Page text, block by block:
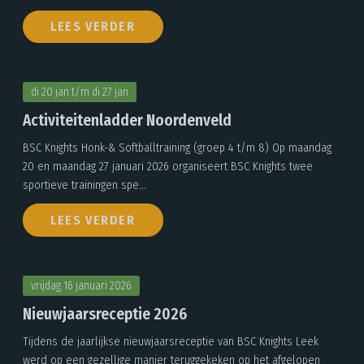
LEES VERDER
di 20 jan t/m di 27 jan
Activiteitenladder Noordenveld
BSC Knights Honk-& Softballtraining (groep 4 t/m 8) Op maandag
20 en maandag 27 januari 2026 organiseert BSC Knights twee
sportieve trainingen spe...
LEES VERDER
vrijdag 16 januari 2026
Nieuwjaarsreceptie 2026
Tijdens de jaarlijkse nieuwjaarsreceptie van BSC Knights Leek
werd op een gezellige manier teruggekeken op het afgelopen